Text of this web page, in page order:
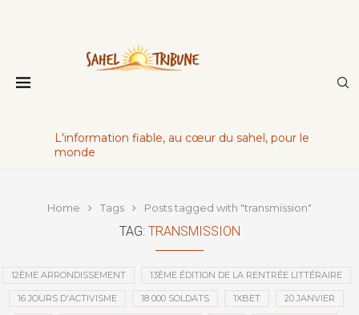
L'information fiable, au cœur du sahel, pour le
monde
Home Tags Posts tagged with "transmission"
TAG: TRANSMISSION
12ÈME ARRONDISSEMENT 13ÈME ÉDITION DE LA RENTRÉE LITTÉRAIRE
16 JOURS D'ACTIVISME 18 000 SOLDATS 1XBET 20 JANVIER